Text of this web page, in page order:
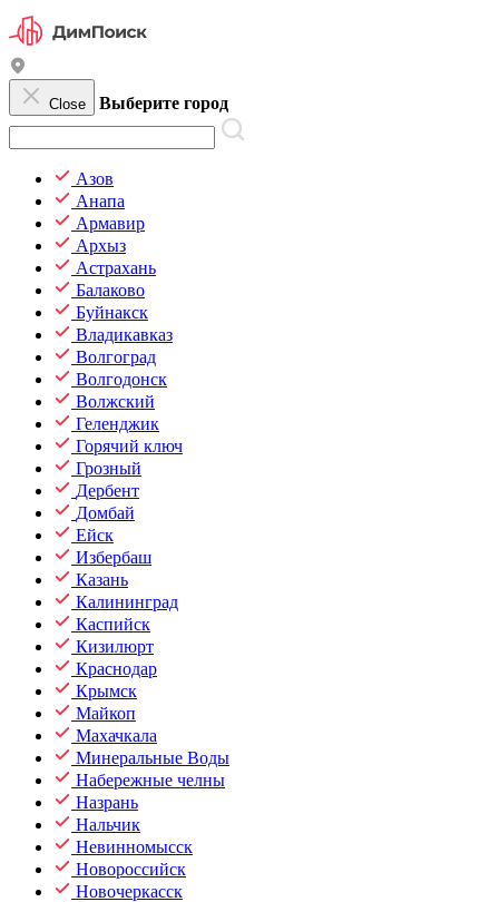
Close Выберите город
Азов
Анапа
Армавир
Архыз
Астрахань
Балаково
Буйнакск
Владикавказ
Волгоград
Волгодонск
Волжский
Геленджик
Горячий ключ
Грозный
Дербент
Домбай
Ейск
Избербаш
Казань
Калининград
Каспийск
Кизилюрт
Краснодар
Крымск
Майкоп
Махачкала
Минеральные Воды
Набережные челны
Назрань
Нальчик
Невинномысск
Новороссийск
Новочеркасск